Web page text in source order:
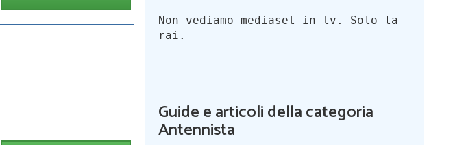
Non vediamo mediaset in tv. Solo la
rai.
Guide e articoli della categoria
Antennista